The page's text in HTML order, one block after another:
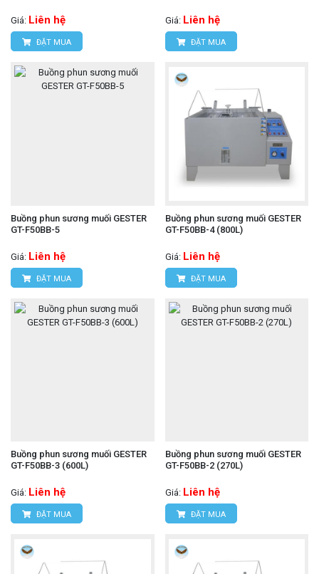
Giá: Liên hệ
ĐẶT MUA
Giá: Liên hệ
ĐẶT MUA
Buồng phun sương muối GESTER
GT-F50BB-5
Giá: Liên hệ
ĐẶT MUA
Buồng phun sương muối GESTER
GT-F50BB-4 (800L)
Giá: Liên hệ
ĐẶT MUA
Buồng phun sương muối GESTER
GT-F50BB-3 (600L)
Giá: Liên hệ
ĐẶT MUA
Buồng phun sương muối GESTER
GT-F50BB-2 (270L)
Giá: Liên hệ
ĐẶT MUA